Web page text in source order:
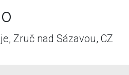
Zruč nad Sázavou, CZ